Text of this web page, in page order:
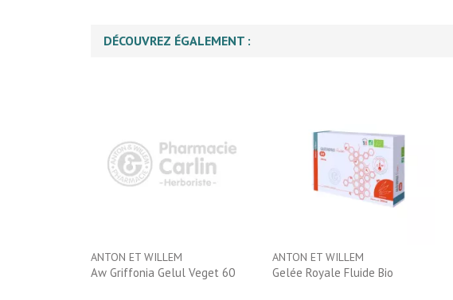
DÉCOUVREZ ÉGALEMENT :
ANTON ET WILLEM
Aw Griffonia Gelul Veget 60
ANTON ET WILLEM
Gelée Royale Fluide Bio